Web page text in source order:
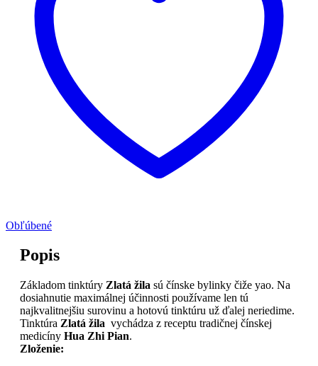
Obľúbené
Popis
Základom tinktúry Zlatá žila sú čínske bylinky čiže yao. Na
dosiahnutie maximálnej účinnosti používame len tú
najkvalitnejšiu surovinu a hotovú tinktúru už ďalej neriedime.
Tinktúra Zlatá žila vychádza z receptu tradičnej čínskej
medicíny Hua Zhi Pian.
Zloženie: